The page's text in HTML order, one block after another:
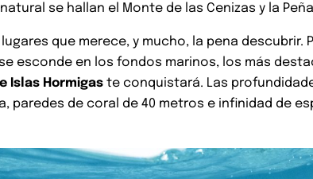
se hallan el Monte de las Cenizas y la
que merece, y mucho, la pena
esconde en los fondos marinos, los más
Islas Hormigas te conquistará. Las
paredes de coral de 40 metros e infinidad de